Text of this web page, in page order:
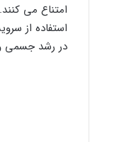
امتناع می کنند.
استفاده از
در رشد جسمی